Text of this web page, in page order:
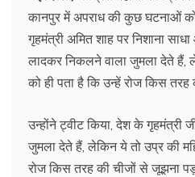
कानपुर में अपराध की कुछ घटनाओं
गृहमंत्री अमित शाह पर निशाना
लादकर निकलने वाला जुमला देते हैं,
को ही पता है कि उन्हें रोज किस
उन्होंने ट्वीट किया, देश के गृहमंत्री
जुमला देते हैं, लेकिन ये तो उप्र की
रोज किस तरह की चीजों से जूझना